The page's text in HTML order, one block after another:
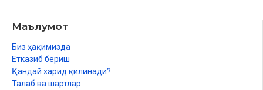
Имам Даримий 1870
Имам Шафиий 191
Китап ҳаққында 195
Китаптың бөлиниўи 200
Маълумот
Биз ҳақимизда
Етказиб бериш
Қандай харид қилинади?
Талаб ва шартлар